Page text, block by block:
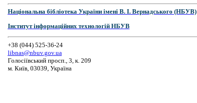
Національна бібліотека України імені В. І. Вернадського (НБУВ)
Інститут інформаційних технологій НБУВ
+38 (044) 525-36-24
libnas@nbuv.gov.ua
Голосіївський просп., 3, к. 209
м. Київ, 03039, Україна